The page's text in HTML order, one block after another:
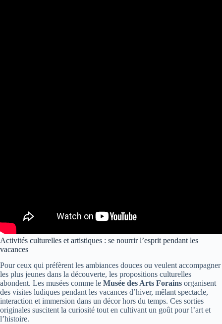
Activités culturelles et artistiques : se nourrir l’esprit pendant les
vacances
Pour ceux qui préfèrent les ambiances douces ou veulent accompagner
les plus jeunes dans la découverte, les propositions culturelles
abondent. Les musées comme le Musée des Arts Forains organisent
des visites ludiques pendant les vacances d’hiver, mêlant spectacle,
interaction et immersion dans un décor hors du temps. Ces sorties
originales suscitent la curiosité tout en cultivant un goût pour l’art et
l’histoire.